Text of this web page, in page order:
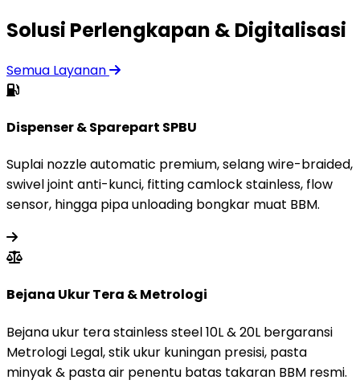
Solusi Perlengkapan & Digitalisasi
Semua Layanan
Dispenser & Sparepart SPBU
Suplai nozzle automatic premium, selang wire-braided,
swivel joint anti-kunci, fitting camlock stainless, flow
sensor, hingga pipa unloading bongkar muat BBM.
Bejana Ukur Tera & Metrologi
Bejana ukur tera stainless steel 10L & 20L bergaransi
Metrologi Legal, stik ukur kuningan presisi, pasta
minyak & pasta air penentu batas takaran BBM resmi.